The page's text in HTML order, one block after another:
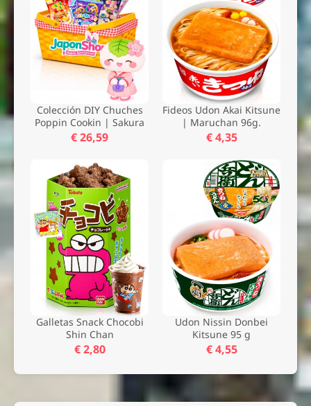
Colección DIY Chuches
Poppin Cookin | Sakura
€ 26,59
Fideos Udon Akai Kitsune
| Maruchan 96g.
€ 4,35
Galletas Snack Chocobi
Shin Chan
€ 2,80
Udon Nissin Donbei
Kitsune 95 g
€ 4,55